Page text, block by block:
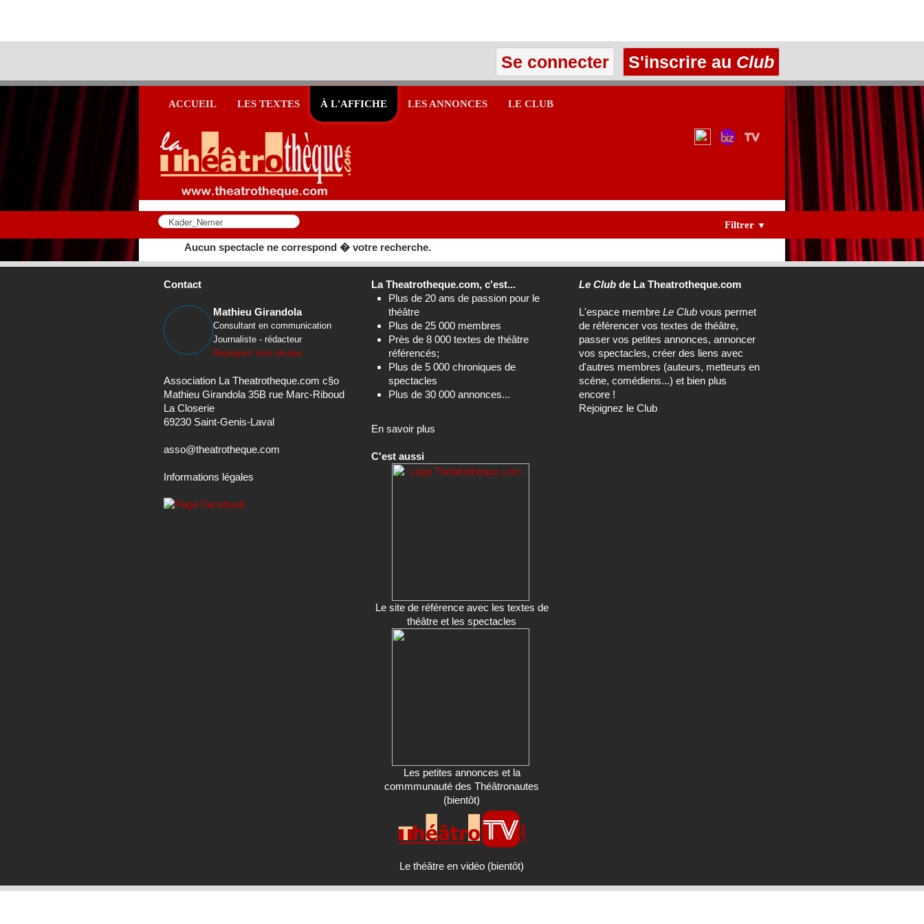
Se connecter S'inscrire au Club
ACCUEIL LES TEXTES À L'AFFICHE LES ANNONCES LE CLUB
Filtrer ▼
Aucun spectacle ne correspond � votre recherche.
Contact
Mathieu Girandola
Consultant en communication
Journaliste - rédacteur
Rejoignez mon réseau
Association La Theatrotheque.com c§o
Mathieu Girandola 35B rue Marc-Riboud
La Closerie
69230 Saint-Genis-Laval
asso@theatrotheque.com
Informations légales
La Theatrotheque.com, c'est...
Plus de 20 ans de passion pour le
théâtre
Plus de 25 000 membres
Près de 8 000 textes de théâtre
référencés;
Plus de 5 000 chroniques de
spectacles
Plus de 30 000 annonces...
En savoir plus
C'est aussi
Le site de référence avec les textes de
théâtre et les spectacles
Les petites annonces et la
commmunauté des Théâtronautes
(bientôt)
Le théâtre en vidéo (bientôt)
Le Club de La Theatrotheque.com
L'espace membreLe Club vous permet
de référencer vos textes de théâtre,
passer vos petites annonces, annoncer
vos spectacles, créer des liens avec
d'autres membres (auteurs, metteurs en
scène, comédiens...) et bien plus
encore !
Rejoignez le Club